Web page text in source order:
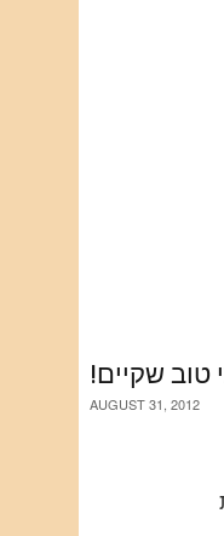
טוב שקיים
AUGUST 31, 2012